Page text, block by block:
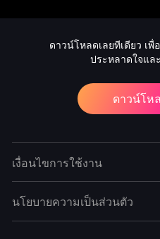
ดาวน์โหลดเลยทีเดียว เ
ประหลาดใจแล
ดาวน์โห
เงื่อนไขการใช้งาน
นโยบายความเป็นส่วนตัว